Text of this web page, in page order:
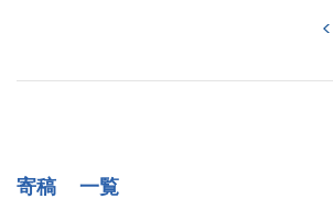
寄稿 一覧